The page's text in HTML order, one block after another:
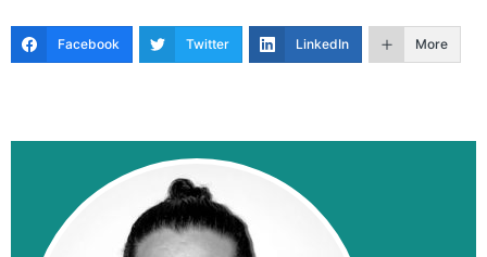
Facebook Twitter LinkedIn More